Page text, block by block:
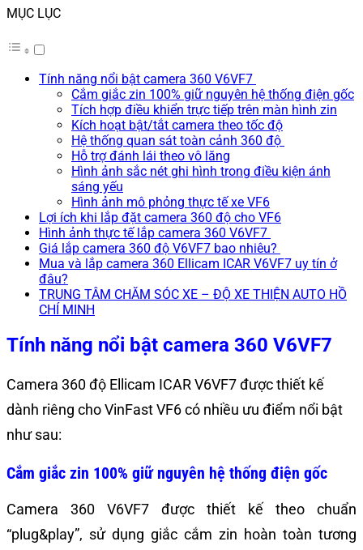
MỤC LỤC
Tính năng nổi bật camera 360 V6VF7
Cắm giắc zin 100% giữ nguyên hệ thống điện gốc
Tích hợp điều khiển trực tiếp trên màn hình zin
Kích hoạt bật/tắt camera theo tốc độ
Hệ thống quan sát toàn cảnh 360 độ
Hỗ trợ đánh lái theo vô lăng
Hình ảnh sắc nét ghi hình trong điều kiện ánh
sáng yếu
Hình ảnh mô phỏng thực tế xe VF6
Lợi ích khi lắp đặt camera 360 độ cho VF6
Hình ảnh thực tế lắp camera 360 V6VF7
Giá lắp camera 360 độ V6VF7 bao nhiêu?
Mua và lắp camera 360 Ellicam ICAR V6VF7 uy tín ở
đâu?
TRUNG TÂM CHĂM SÓC XE – ĐỘ XE THIỆN AUTO HỒ
CHÍ MINH
Tính năng nổi bật camera 360 V6VF7
Camera 360 độ Ellicam ICAR V6VF7 được thiết kế
dành riêng cho VinFast VF6 có nhiều ưu điểm nổi bật
như sau:
Cắm giắc zin 100% giữ nguyên hệ thống điện gốc
Camera 360 V6VF7 được thiết kế theo chuẩn
“plug&play”, sử dụng giắc cắm zin hoàn toàn tương